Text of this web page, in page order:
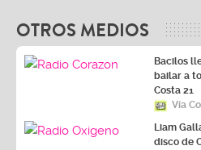
OTROS MEDIOS
Bacilos
bailar a
Costa 21
Vía
Liam
disco de